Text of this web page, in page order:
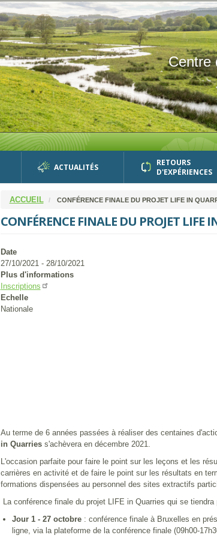
Centre
ACTUALITÉS
RETOURS
D'EXPÉRIENCES
ACCUEIL CONFÉRENCE FINALE DU PROJET LIFE IN
CONFÉRENCE FINALE DU PROJET LIFE
Date
27/10/2021 - 28/10/2021
Plus d'informations
Inscriptions
Echelle
Nationale
Au terme de 6 années passées à réaliser des centaines
in Quarriess'achèvera en décembre 2021.
L'occasion parfaite pour faire le point sur les leçons et les
carrières en activité et de faire le point sur les résultats en
formations dispensées au personnel des sites extractifs
La conférence finale du projet LIFE in Quarries qui se tiendra
Jour 1 - 27 octobre : conférence finale à Bruxelles en
ligne, via la plateforme de la conférence finale (09h00-